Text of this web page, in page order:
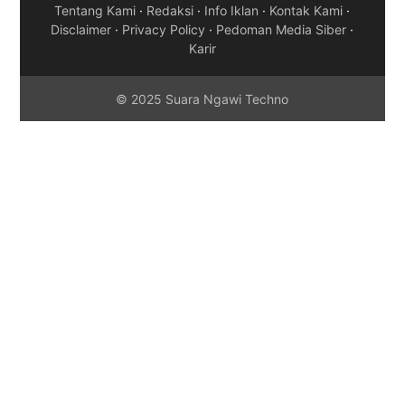
Tentang Kami · Redaksi · Info Iklan · Kontak Kami ·
Disclaimer · Privacy Policy · Pedoman Media Siber ·
Karir
© 2025 Suara Ngawi Techno